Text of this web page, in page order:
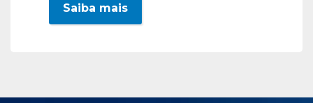
Saiba mais